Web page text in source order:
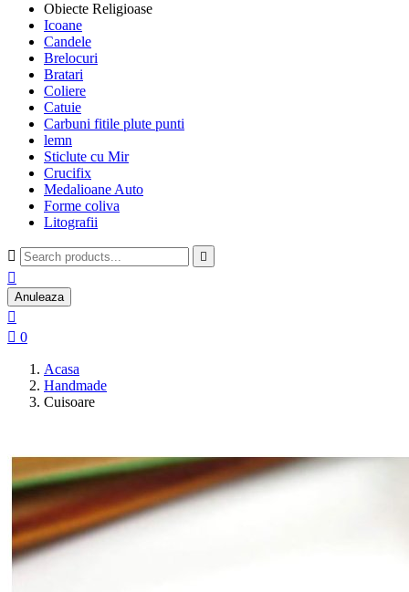
Obiecte Religioase
Icoane
Candele
Brelocuri
Bratari
Coliere
Catuie
Carbuni fitile plute punti
lemn
Sticlute cu Mir
Crucifix
Medalioane Auto
Forme coliva
Litografii
 

Anuleaza

 0
Acasa
Handmade
Cuisoare